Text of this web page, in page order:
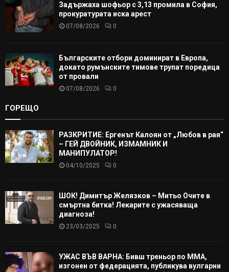
Задържаха шофьор с 3,13 промила в София,
прокуратурата иска арест
07/08/2026 0
Българските отбори доминират в Европа,
докато румънските тимове трупат поредица
от провали
07/08/2026 0
ГОРЕЩО
РАЗКРИТИЕ: Ергенът Калоян от „Любов в рая“
– ГЕЙ ДВОЙНИК, ИЗМАМНИК И
МАНИПУЛАТОР!
04/10/2025 0
ШОК! Димитър Желязков – Митьо Очите в
смъртна битка! Лекарите с ужасяваща
диагноза!
23/03/2025 0
УЖАС ВЪВ ВАРНА: Бивш треньор по ММА,
изгонен от федерацията, публикува вулгарни